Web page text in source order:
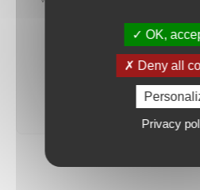
préviendrons dès qu'un
recherche sera
créer une
OK,
Deny all
Privacy